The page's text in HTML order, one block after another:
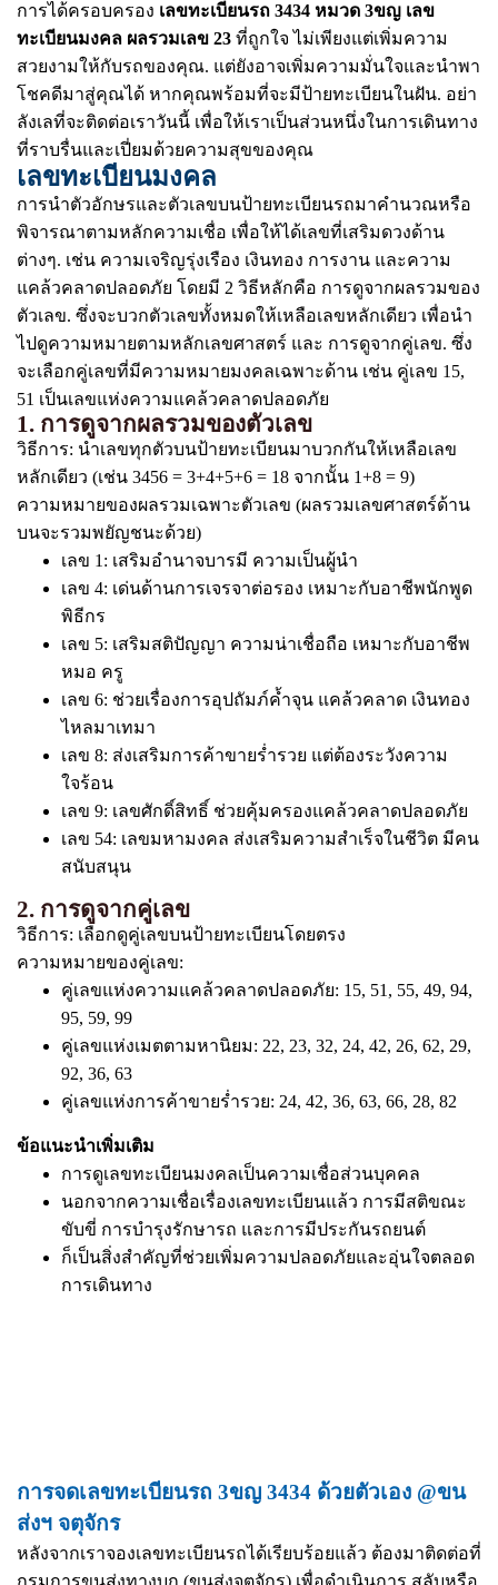
การได้ครอบครอง เลขทะเบียนรถ 3434 หมวด 3ขญ เลข
ทะเบียนมงคล ผลรวมเลข 23 ที่ถูกใจ ไม่เพียงแต่เพิ่มความ
สวยงามให้กับรถของคุณ. แต่ยังอาจเพิ่มความมั่นใจและนำพา
โชคดีมาสู่คุณได้ หากคุณพร้อมที่จะมีป้ายทะเบียนในฝัน. อย่า
ลังเลที่จะติดต่อเราวันนี้ เพื่อให้เราเป็นส่วนหนึ่งในการเดินทาง
ที่ราบรื่นและเปี่ยมด้วยความสุขของคุณ
เลขทะเบียนมงคล
การนำตัวอักษรและตัวเลขบนป้ายทะเบียนรถมาคำนวณหรือ
พิจารณาตามหลักความเชื่อ เพื่อให้ได้เลขที่เสริมดวงด้าน
ต่างๆ. เช่น ความเจริญรุ่งเรือง เงินทอง การงาน และความ
แคล้วคลาดปลอดภัย โดยมี 2 วิธีหลักคือ การดูจากผลรวมของ
ตัวเลข. ซึ่งจะบวกตัวเลขทั้งหมดให้เหลือเลขหลักเดียว เพื่อนำ
ไปดูความหมายตามหลักเลขศาสตร์ และ การดูจากคู่เลข. ซึ่ง
จะเลือกคู่เลขที่มีความหมายมงคลเฉพาะด้าน เช่น คู่เลข 15,
51 เป็นเลขแห่งความแคล้วคลาดปลอดภัย
1. การดูจากผลรวมของตัวเลข
วิธีการ: นำเลขทุกตัวบนป้ายทะเบียนมาบวกกันให้เหลือเลข
หลักเดียว (เช่น 3456 = 3+4+5+6 = 18 จากนั้น 1+8 = 9)
ความหมายของผลรวมเฉพาะตัวเลข (ผลรวมเลขศาสตร์ด้าน
บนจะรวมพยัญชนะด้วย)
เลข 1: เสริมอำนาจบารมี ความเป็นผู้นำ
เลข 4: เด่นด้านการเจรจาต่อรอง เหมาะกับอาชีพนักพูด
พิธีกร
เลข 5: เสริมสติปัญญา ความน่าเชื่อถือ เหมาะกับอาชีพ
หมอ ครู
เลข 6: ช่วยเรื่องการอุปถัมภ์ค้ำจุน แคล้วคลาด เงินทอง
ไหลมาเทมา
เลข 8: ส่งเสริมการค้าขายร่ำรวย แต่ต้องระวังความ
ใจร้อน
เลข 9: เลขศักดิ์สิทธิ์ ช่วยคุ้มครองแคล้วคลาดปลอดภัย
เลข 54: เลขมหามงคล ส่งเสริมความสำเร็จในชีวิต มีคน
สนับสนุน
2. การดูจากคู่เลข
วิธีการ: เลือกดูคู่เลขบนป้ายทะเบียนโดยตรง
ความหมายของคู่เลข:
คู่เลขแห่งความแคล้วคลาดปลอดภัย: 15, 51, 55, 49, 94,
95, 59, 99
คู่เลขแห่งเมตตามหานิยม: 22, 23, 32, 24, 42, 26, 62, 29,
92, 36, 63
คู่เลขแห่งการค้าขายร่ำรวย: 24, 42, 36, 63, 66, 28, 82
ข้อแนะนำเพิ่มเติม
การดูเลขทะเบียนมงคลเป็นความเชื่อส่วนบุคคล
นอกจากความเชื่อเรื่องเลขทะเบียนแล้ว การมีสติขณะ
ขับขี่ การบำรุงรักษารถ และการมีประกันรถยนต์
ก็เป็นสิ่งสำคัญที่ช่วยเพิ่มความปลอดภัยและอุ่นใจตลอด
การเดินทาง
การจดเลขทะเบียนรถ 3ขญ 3434 ด้วยตัวเอง @ขน
ส่งฯ จตุจักร
หลังจากเราจองเลขทะเบียนรถได้เรียบร้อยแล้ว ต้องมาติดต่อที่
กรมการขนส่งทางบก (ขนส่งจตุจักร) เพื่อดำเนินการ สลับหรือ